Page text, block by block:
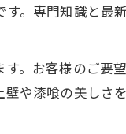
。専門知識と最
。お客様のご要
や漆喰の美しさ